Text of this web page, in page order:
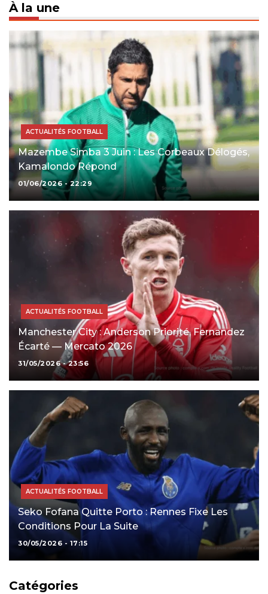
À la une
ACTUALITÉS FOOTBALL
Mazembe Simba 3 Juin : Les Corbeaux Délogés,
Kamalondo Répond
01/06/2026 - 22:29
ACTUALITÉS FOOTBALL
Manchester City : Anderson Priorité, Fernandez
Écarté — Mercato 2026
31/05/2026 - 23:56
ACTUALITÉS FOOTBALL
Seko Fofana Quitte Porto : Rennes Fixe Les
Conditions Pour La Suite
30/05/2026 - 17:15
Catégories